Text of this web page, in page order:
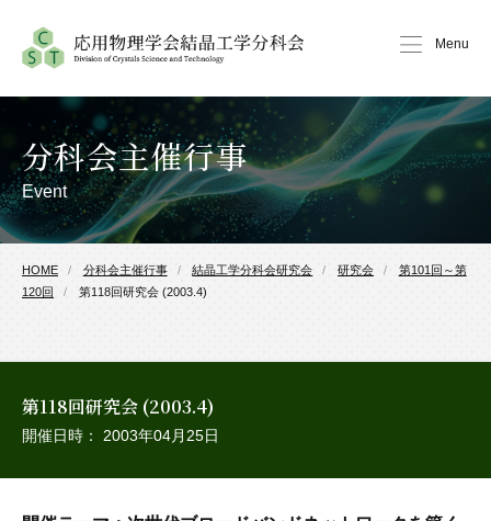
Menu
Event
分科会主催行事
HOME 分科会主催行事 結晶工学分科会研究会 研究会
第101回～第
120回
第118回研究会 (2003.4)
第118回研究会 (2003.4)
開催日時： 2003年04月25日